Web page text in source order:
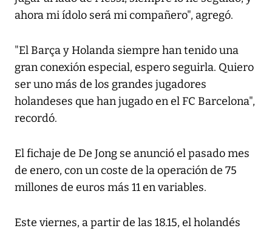
ahora mi ídolo será mi compañero", agregó.
"El Barça y Holanda siempre han tenido una
gran conexión especial, espero seguirla. Quiero
ser uno más de los grandes jugadores
holandeses que han jugado en el FC Barcelona",
recordó.
El fichaje de De Jong se anunció el pasado mes
de enero, con un coste de la operación de 75
millones de euros más 11 en variables.
Este viernes, a partir de las 18.15, el holandés